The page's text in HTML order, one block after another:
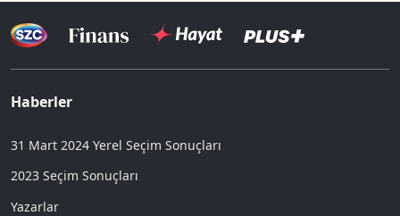
Haberler
31 Mart 2024 Yerel Seçim Sonuçları
2023 Seçim Sonuçları
Yazarlar